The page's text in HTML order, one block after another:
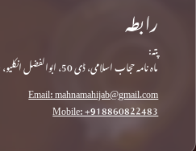
رابطہ
پتہ:
ماہ نامہ حجاب اسلامی، ڈی 50، ابوالفضل انکلیو، جامعہ نگر، نئی دہلی-25
Email: mahnamahijab@gmail.com
Mobile: +918860822483